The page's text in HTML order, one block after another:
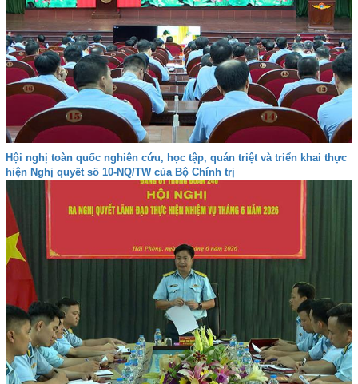
Hội nghị toàn quốc nghiên cứu, học tập, quán triệt và triển khai thực
hiện Nghị quyết số 10-NQ/TW của Bộ Chính trị